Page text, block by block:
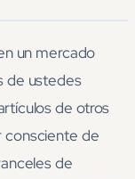
un mercado
de ustedes
de otros
consciente de
de